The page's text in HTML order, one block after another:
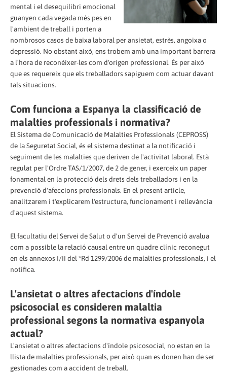
mental i el desequilibri emocional
guanyen cada vegada més pes en
l'ambient de treball i porten a
nombrosos casos de baixa laboral per ansietat, estrès, angoixa o
depressió. No obstant això, ens trobem amb una important barrera
a l'hora de reconèixer-les com d'origen professional. És per això
que es requereix que els treballadors sapiguem com actuar davant
tals situacions.
Com funciona a Espanya la classificació de
malalties professionals i normativa?
El Sistema de Comunicació de Malalties Professionals (CEPROSS)
de la Seguretat Social, és el sistema destinat a la notificació i
seguiment de les malalties que deriven de l'activitat laboral. Està
regulat per l'Ordre TAS/1/2007, de 2 de gener, i exerceix un paper
fonamental en la protecció dels drets dels treballadors i en la
prevenció d'afeccions professionals. En el present article,
analitzarem i t'explicarem l'estructura, funcionament i rellevància
d'aquest sistema.
El facultatiu del Servei de Salut o d'un Servei de Prevenció avalua
com a possible la relació causal entre un quadre clínic reconegut
en els annexos I/II del *Rd 1299/2006 de malalties professionals, i el
notifica.
L'ansietat o altres afectacions d'índole
psicosocial es consideren malaltia
professional segons la normativa espanyola
actual?
L'ansietat o altres afectacions d'índole psicosocial, no estan en la
llista de malalties professionals, per això quan es donen han de ser
gestionades com a accident de treball.